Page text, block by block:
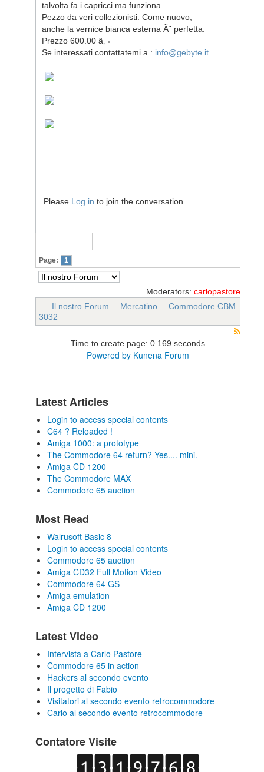
talvolta fa i capricci ma funziona.
Pezzo da veri collezionisti. Come nuovo,
anche la vernice bianca esterna Ã¨ perfetta.
Prezzo 600.00 â‚¬
Se interessati contattatemi a : info@gebyte.it
Please Log in to join the conversation.
Page: 1
Moderators: carlopastore
Il nostro Forum
Mercatino
Commodore CBM
3032
Time to create page: 0.169 seconds
Powered by Kunena Forum
Latest Articles
Login to access special contents
C64 ? Reloaded !
Amiga 1000: a prototype
The Commodore 64 return? Yes.... mini.
Amiga CD 1200
The Commodore MAX
Commodore 65 auction
Most Read
Walrusoft Basic 8
Login to access special contents
Commodore 65 auction
Amiga CD32 Full Motion Video
Commodore 64 GS
Amiga emulation
Amiga CD 1200
Latest Video
Intervista a Carlo Pastore
Commodore 65 in action
Hackers al secondo evento
Il progetto di Fabio
Visitatori al secondo evento retrocommodore
Carlo al secondo evento retrocommodore
Contatore Visite